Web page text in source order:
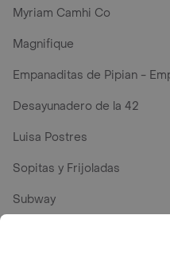
Myriam Camhi Co
Magnifique
Empanaditas de Pipian -
Desayunadero de la 42
Luisa Postres
Sopitas y Frijoladas
Subway